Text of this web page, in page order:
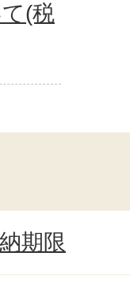
(税
期限